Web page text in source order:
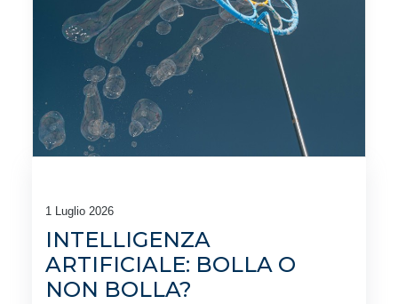
1 Luglio 2026
INTELLIGENZA
ARTIFICIALE: BOLLA O
NON BOLLA?